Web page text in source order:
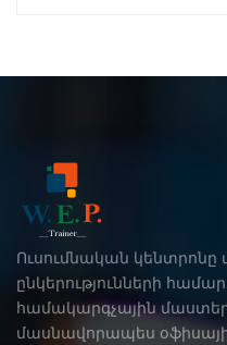
Ուսումնական
ընկերությունների
համակարգչային
մասնավորապես